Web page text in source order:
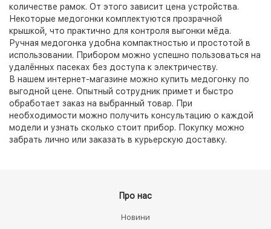
количестве рамок. От этого зависит цена устройства.
Некоторые медогонки комплектуются прозрачной
крышкой, что практично для контроля выгонки мёда.
Ручная медогонка удобна компактностью и простотой в
использовании. Прибором можно успешно пользоваться на
удалённых пасеках без доступа к электричеству.
В нашем интернет-магазине можно купить медогонку по
выгодной цене. Опытный сотрудник примет и быстро
обработает заказ на выбранный товар. При
необходимости можно получить консультацию о каждой
модели и узнать сколько стоит прибор. Покупку можно
забрать лично или заказать в курьерскую доставку.
Про нас
Новини